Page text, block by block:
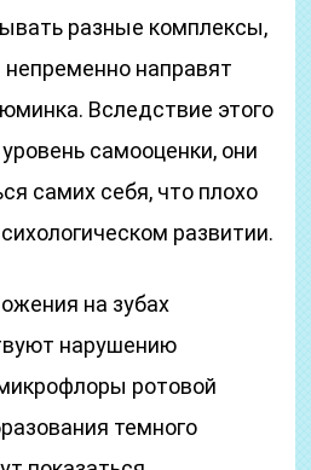
разные комплексы,
непременно направят
Вследствие этого
самооценки, они
самих себя, что плохо
развитии.
на зубах
нарушению
ротовой
темного